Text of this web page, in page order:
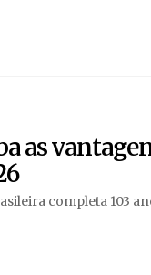
as
completa 103